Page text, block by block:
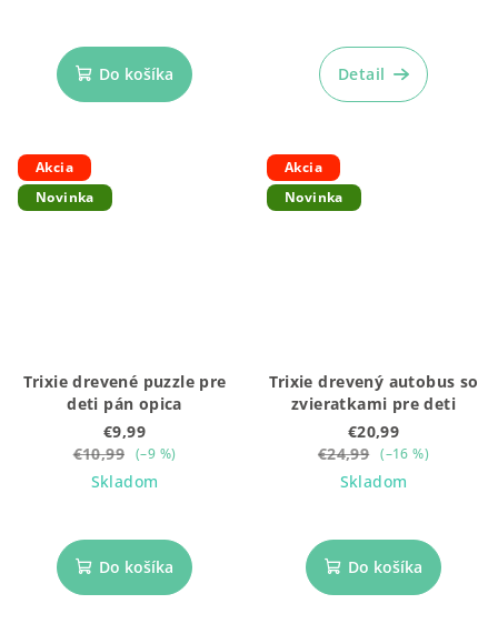
Do košíka Detail
Akcia
Novinka
Trixie drevené puzzle pre
deti pán opica
€9,99
€10,99 (–9 %)
Skladom
Do košíka
Akcia
Novinka
Trixie drevený autobus so
zvieratkami pre deti
€20,99
€24,99 (–16 %)
Skladom
Do košíka